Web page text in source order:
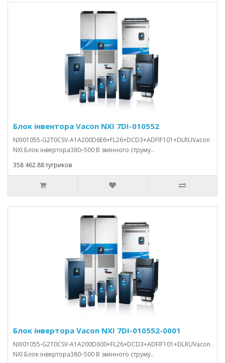
Блок інвентора Vacon NXI 7DI-010552
NXI01055-G2T0CSV-A1A200D6E6+FL26+DCD3+ADFIF101+DLRUVacon
NXI Блок інвертора380–500 В змінного струму..
358 462.88 тугриков
Блок інвертора Vacon NXI 7DI-010552-0001
NXI01055-G2T0CSV-A1A200D600+FL26+DCD3+ADFIF101+DLRUVacon
NXI Блок інвертора380–500 В змінного струму..